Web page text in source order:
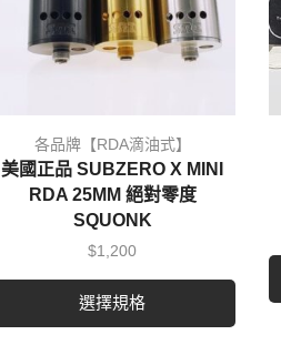
各品牌【RDA滴油式】
美國正品 SUBZERO X MINI
RDA 25MM 絕對零度
SQUONK
$1,200
選擇規格